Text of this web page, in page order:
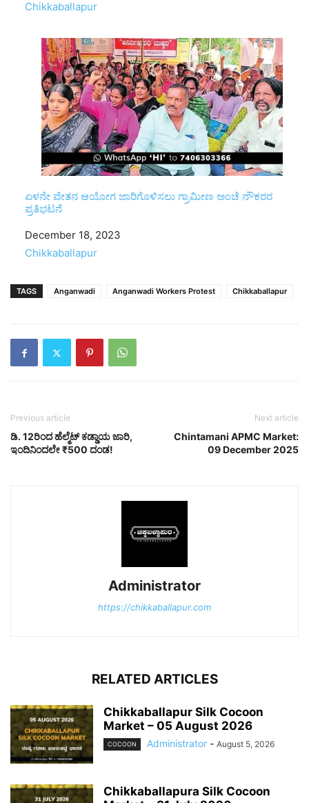
In relation to
Chikkaballapur
ಏಳನೇ ವೇತನ ಆಯೋಗ ಜಾರಿಗೊಳಿಸಲು ಗ್ರಾಮೀಣ ಅಂಚೆ ನೌಕರರ
ಪ್ರತಿಭಟನೆ
Date
December 18, 2023
In relation to
Chikkaballapur
TAGS Anganwadi Anganwadi Workers Protest Chikkaballapur
Previous article
ಡಿ. 12ರಿಂದ ಹೆಲ್ಮೆಟ್ ಕಡ್ಡಾಯ ಜಾರಿ,
ಇಂದಿನಿಂದಲೇ ₹500 ದಂಡ!
Next article
Chintamani APMC Market:
09 December 2025
Administrator
https://chikkaballapur.com
RELATED ARTICLES
Chikkaballapur Silk Cocoon
Market – 05 August 2026
COCOON Administrator - August 5, 2026
Chikkaballapura Silk Cocoon